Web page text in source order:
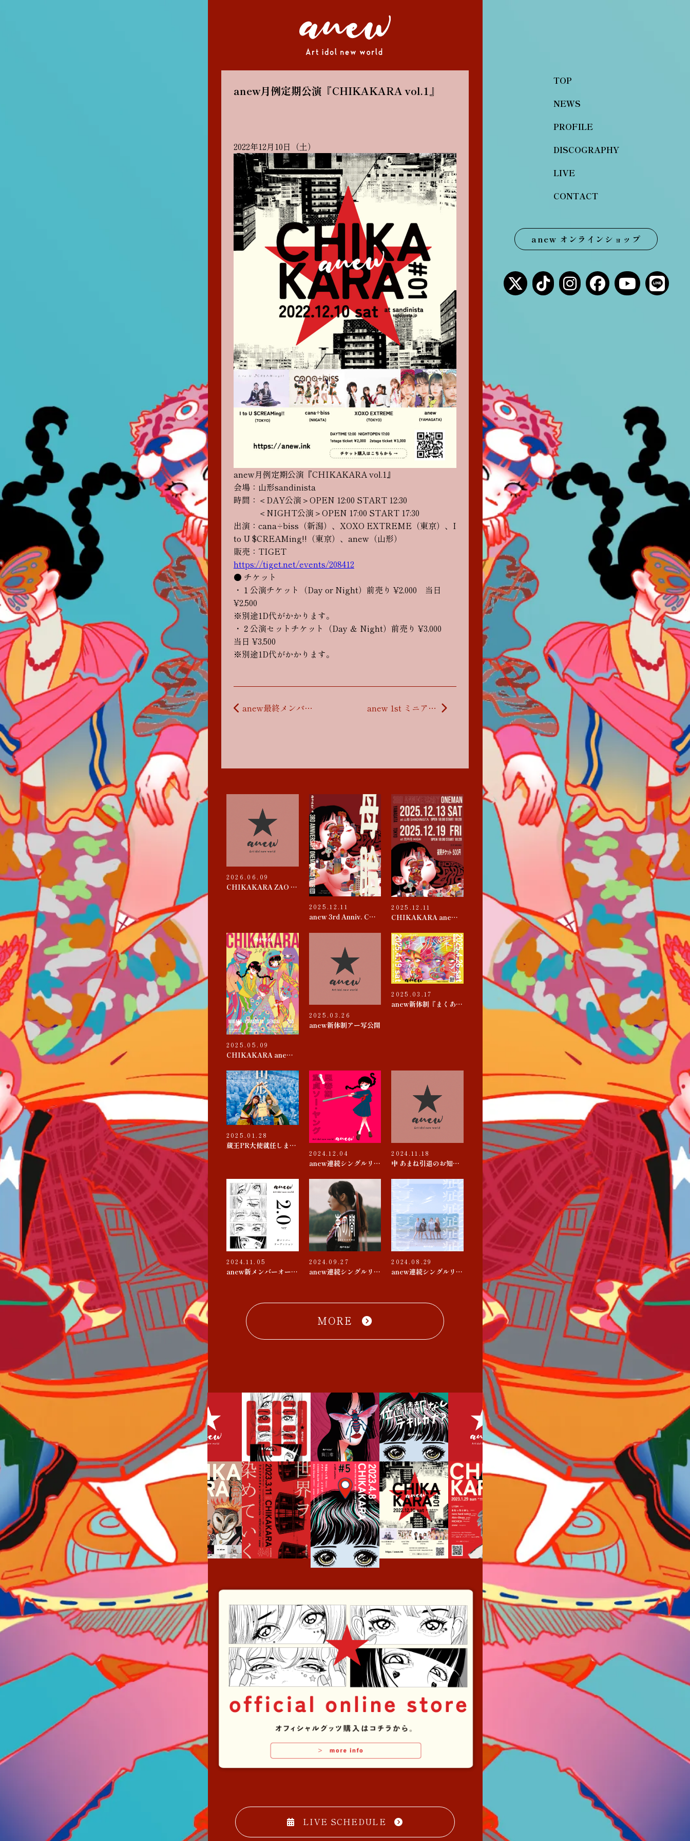
anew月例定期公演『CHIKAKARA vol.1』
2022年12月10日（土）
anew月例定期公演『CHIKAKARA vol.1』
会場：山形sandinista
時間：＜DAY公演＞OPEN 12:00 START 12:30
＜NIGHT公演＞OPEN 17:00 START 17:30
出演：cana÷biss（新潟）、XOXO EXTREME（東京）、I
to U $CREAMing!!（東京）、anew（山形）
販売：TIGET
https://tiget.net/events/208412
● チケット
・１公演チケット（Day or Night）前売り ¥2,000 当日
¥2,500
※別途1D代がかかります。
・２公演セットチケット（Day ＆ Night）前売り ¥3,000
当日 ¥3,500
※別途1D代がかかります。
投稿ナビゲーションanew最終メンバー確定しました！ anew 1st ミニアルバム『世界ヲ染めていく』リリース
2026.06.09
CHIKAKARA ZAO 2026
2025.12.11
anew 3rd Anniv. CHIKAKARA 『母胎』TOUR
2025.12.11
CHIKAKARA anew 3rd ANNIVERSARY ONEMAN~母胎~
2025.05.09
CHIKAKARA anew SUMMER tour
2025.03.26
anew新体制アー写公開
2025.03.17
anew新体制『まくあけ巡業』
2025.01.28
蔵王PR大使就任しました
2024.12.04
anew連続シングルリリース 第４弾『思春期 / 童貞ソー・ヤング』
2024.11.18
中 あまね引退のお知らせ
2024.11.05
anew新メンバーオーディション
2024.09.27
anew連続シングルリリース 第３弾『束の間 / D♭△7』
2024.08.29
anew連続シングルリリース 第２弾『夏疵 / 水色諸事情』
MORE
LIVE SCHEDULE
TOP
NEWS
PROFILE
DISCOGRAPHY
LIVE
CONTACT
anew オンラインショップ